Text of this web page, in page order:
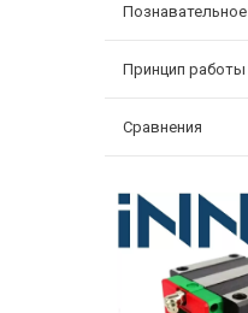
Познавательное
Принцип работы
Сравнения